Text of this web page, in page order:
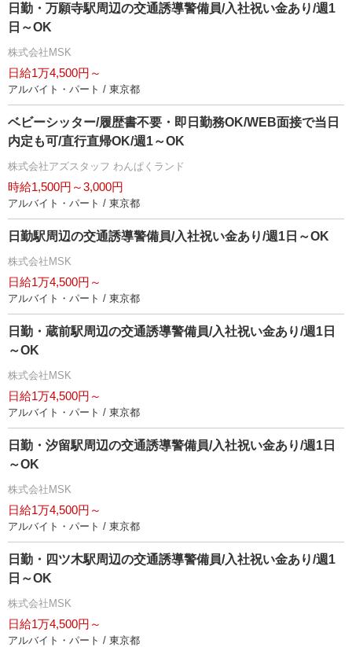
日勤・万願寺駅周辺の交通誘導警備員/入社祝い金あり/週1
日～OK
株式会社MSK
日給1万4,500円～
アルバイト・パート / 東京都
ベビーシッター/履歴書不要・即日勤務OK/WEB面接で当日
内定も可/直行直帰OK/週1～OK
株式会社アズスタッフ わんぱくランド
時給1,500円～3,000円
アルバイト・パート / 東京都
日勤駅周辺の交通誘導警備員/入社祝い金あり/週1日～OK
株式会社MSK
日給1万4,500円～
アルバイト・パート / 東京都
日勤・蔵前駅周辺の交通誘導警備員/入社祝い金あり/週1日
～OK
株式会社MSK
日給1万4,500円～
アルバイト・パート / 東京都
日勤・汐留駅周辺の交通誘導警備員/入社祝い金あり/週1日
～OK
株式会社MSK
日給1万4,500円～
アルバイト・パート / 東京都
日勤・四ツ木駅周辺の交通誘導警備員/入社祝い金あり/週1
日～OK
株式会社MSK
日給1万4,500円～
アルバイト・パート / 東京都